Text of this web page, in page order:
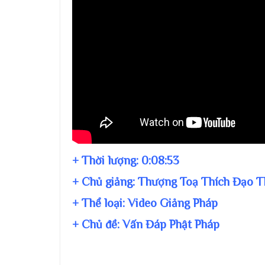
+ Thời lượng: 0:08:53
+ Chủ giảng: Thượng Toạ Thích Đạo
+ Thể loại: Video Giảng Pháp
+ Chủ đề:Vấn Đáp Phật Pháp